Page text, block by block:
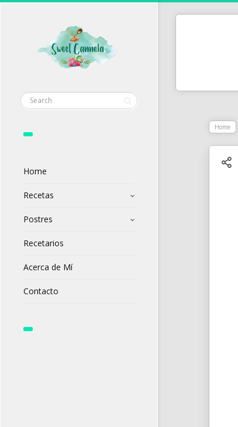
Home
Recetas
Postres
Recetarios
Acerca de Mí
Contacto
Home